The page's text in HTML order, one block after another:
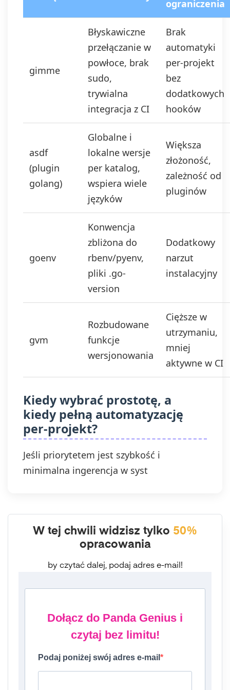
ograniczenia
gimme
Błyskawiczne
przełączanie w
powłoce, brak
sudo,
trywialna
integracja z CI
Brak
automatyki
per-projekt
bez
dodatkowych
hooków
asdf
(plugin
golang)
Globalne i
lokalne wersje
per katalog,
wspiera wiele
języków
Większa
złożoność,
zależność od
pluginów
goenv
Konwencja
zbliżona do
rbenv/pyenv,
pliki .go-
version
Dodatkowy
narzut
instalacyjny
gvm
Rozbudowane
funkcje
wersjonowania
Cięższe w
utrzymaniu,
mniej
aktywne w CI
Kiedy wybrać prostotę, a
kiedy pełną automatyzację
per-projekt?
Jeśli priorytetem jest szybkość i
minimalna ingerencja w syst
W tej chwili widzisz tylko 50%
opracowania
by czytać dalej, podaj adres e-mail!
Dołącz do Panda Genius i
czytaj bez limitu!
Podaj poniżej swój adres e-mail